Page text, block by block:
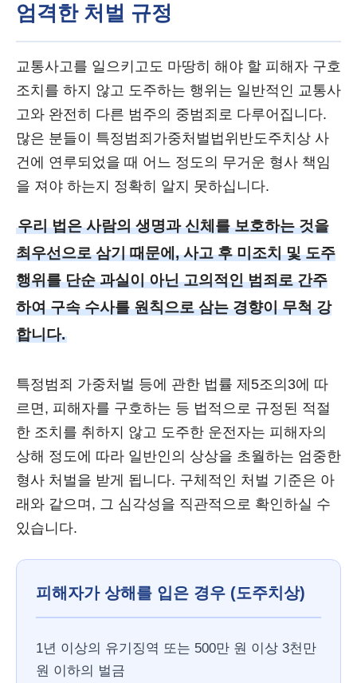
엄격한 처벌 규정
교통사고를 일으키고도 마땅히 해야 할 피해자 구호
조치를 하지 않고 도주하는 행위는 일반적인 교통사
고와 완전히 다른 범주의 중범죄로 다루어집니다.
많은 분들이 특정범죄가중처벌법위반도주치상 사
건에 연루되었을 때 어느 정도의 무거운 형사 책임
을 져야 하는지 정확히 알지 못하십니다.
우리 법은 사람의 생명과 신체를 보호하는 것을
최우선으로 삼기 때문에, 사고 후 미조치 및 도주
행위를 단순 과실이 아닌 고의적인 범죄로 간주
하여 구속 수사를 원칙으로 삼는 경향이 무척 강
합니다.
특정범죄 가중처벌 등에 관한 법률 제5조의3에 따
르면, 피해자를 구호하는 등 법적으로 규정된 적절
한 조치를 취하지 않고 도주한 운전자는 피해자의
상해 정도에 따라 일반인의 상상을 초월하는 엄중한
형사 처벌을 받게 됩니다. 구체적인 처벌 기준은 아
래와 같으며, 그 심각성을 직관적으로 확인하실 수
있습니다.
피해자가 상해를 입은 경우 (도주치상)
1년 이상의 유기징역 또는 500만 원 이상 3천만
원 이하의 벌금